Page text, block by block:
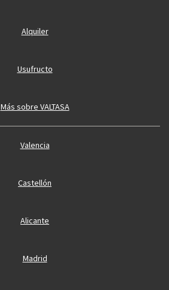
Alquiler
Usufructo
Más sobre VALTASA
Valencia
Castellón
Alicante
Madrid